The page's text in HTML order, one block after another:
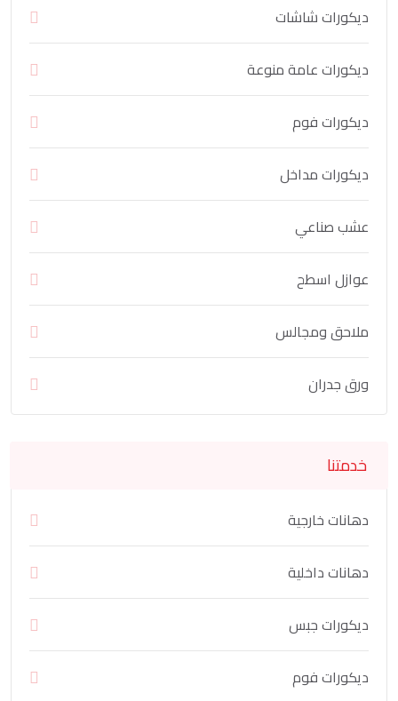
ديكورات شاشات
ديكورات عامة منوعة
ديكورات فوم
ديكورات مداخل
عشب صناعي
عوازل اسطح
ملاحق ومجالس
ورق جدران
خدمتنا
دهانات خارجية
دهانات داخلية
ديكورات جبس
ديكورات فوم